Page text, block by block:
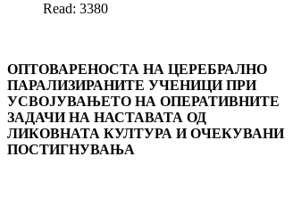
Read: 3380
ОПТОВАРЕНОСТА НА ЦЕРЕБРАЛНО
ПАРАЛИЗИРАНИТЕ УЧЕНИЦИ ПРИ
УСВОЈУВАЊЕТО НА ОПЕРАТИВНИТЕ
ЗАДАЧИ НА НАСТАВАТА ОД
ЛИКОВНАТА КУЛТУРА И ОЧЕКУВАНИ
ПОСТИГНУВАЊА